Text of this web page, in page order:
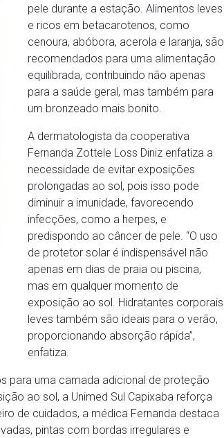
pele durante a estação. Alimentos leves
e ricos em betacarotenos, como
cenoura, abóbora, acerola e laranja, são
recomendados para uma alimentação
equilibrada, contribuindo não apenas
para a saúde geral, mas também para
um bronzeado mais bonito.
A dermatologista da cooperativa
Fernanda Zottele Loss Diniz enfatiza a
necessidade de evitar exposições
prolongadas ao sol, pois isso pode
diminuir a imunidade, favorecendo
infecções, como a herpes, e
predispondo ao câncer de pele. “O uso
de protetor solar é indispensável não
apenas em dias de praia ou piscina,
mas em qualquer momento de
exposição ao sol. Hidratantes corporais
leves também são ideais para o verão,
proporcionando absorção rápida”,
enfatiza.
para uma camada adicional de proteção
ao sol, a Unimed Sul Capixaba reforça
de cuidados, a médica Fernanda destaca
pintas com bordas irregulares e